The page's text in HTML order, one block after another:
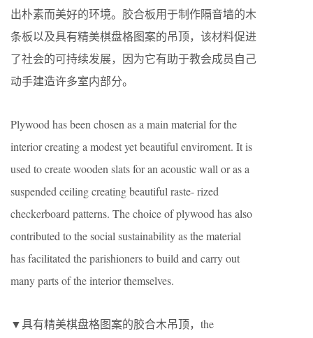
出朴素而美好的环境。胶合板用于制作隔音墙的木
条板以及具有精美棋盘格图案的吊顶，该材料促进
了社会的可持续发展，因为它有助于教会成员自己
动手建造许多室内部分。
Plywood has been chosen as a main material for the
interior creating a modest yet beautiful enviroment. It is
used to create wooden slats for an acoustic wall or as a
suspended ceiling creating beautiful raste- rized
checkerboard patterns. The choice of plywood has also
contributed to the social sustainability as the material
has facilitated the parishioners to build and carry out
many parts of the interior themselves.
▼具有精美棋盘格图案的胶合木吊顶，the